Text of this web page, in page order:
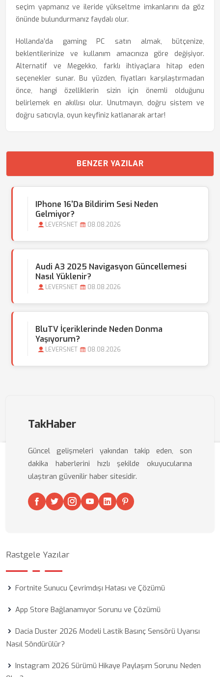
seçim yapmanız ve ileride yükseltme imkanlarını da göz
önünde bulundurmanız faydalı olur.
Hollanda’da gaming PC satın almak, bütçenize,
beklentilerinize ve kullanım amacınıza göre değişiyor.
Alternatif ve Megekko, farklı ihtiyaçlara hitap eden
seçenekler sunar. Bu yüzden, fiyatları karşılaştırmadan
önce, hangi özelliklerin sizin için önemli olduğunu
belirlemek en akıllısı olur. Unutmayın, doğru sistem ve
doğru satıcıyla, oyun keyfiniz katlanarak artar!
BENZER YAZILAR
IPhone 16'da Bildirim Sesi Neden
Gelmiyor?
LEVERSNET 08.08.2026
Audi A3 2025 Navigasyon Güncellemesi
Nasıl Yüklenir?
LEVERSNET 08.08.2026
BluTV İçeriklerinde Neden Donma
Yaşıyorum?
LEVERSNET 08.08.2026
TakHaber
Güncel gelişmeleri yakından takip eden, son
dakika haberlerini hızlı şekilde okuyucularına
ulaştıran güvenilir haber sitesidir.
Rastgele Yazılar
Fortnite Sunucu Çevrimdışı Hatası ve Çözümü
App Store Bağlanamıyor Sorunu ve Çözümü
Dacia Duster 2026 Modeli Lastik Basınç Sensörü Uyarısı
Nasıl Söndürülür?
Instagram 2026 Sürümü Hikaye Paylaşım Sorunu Neden